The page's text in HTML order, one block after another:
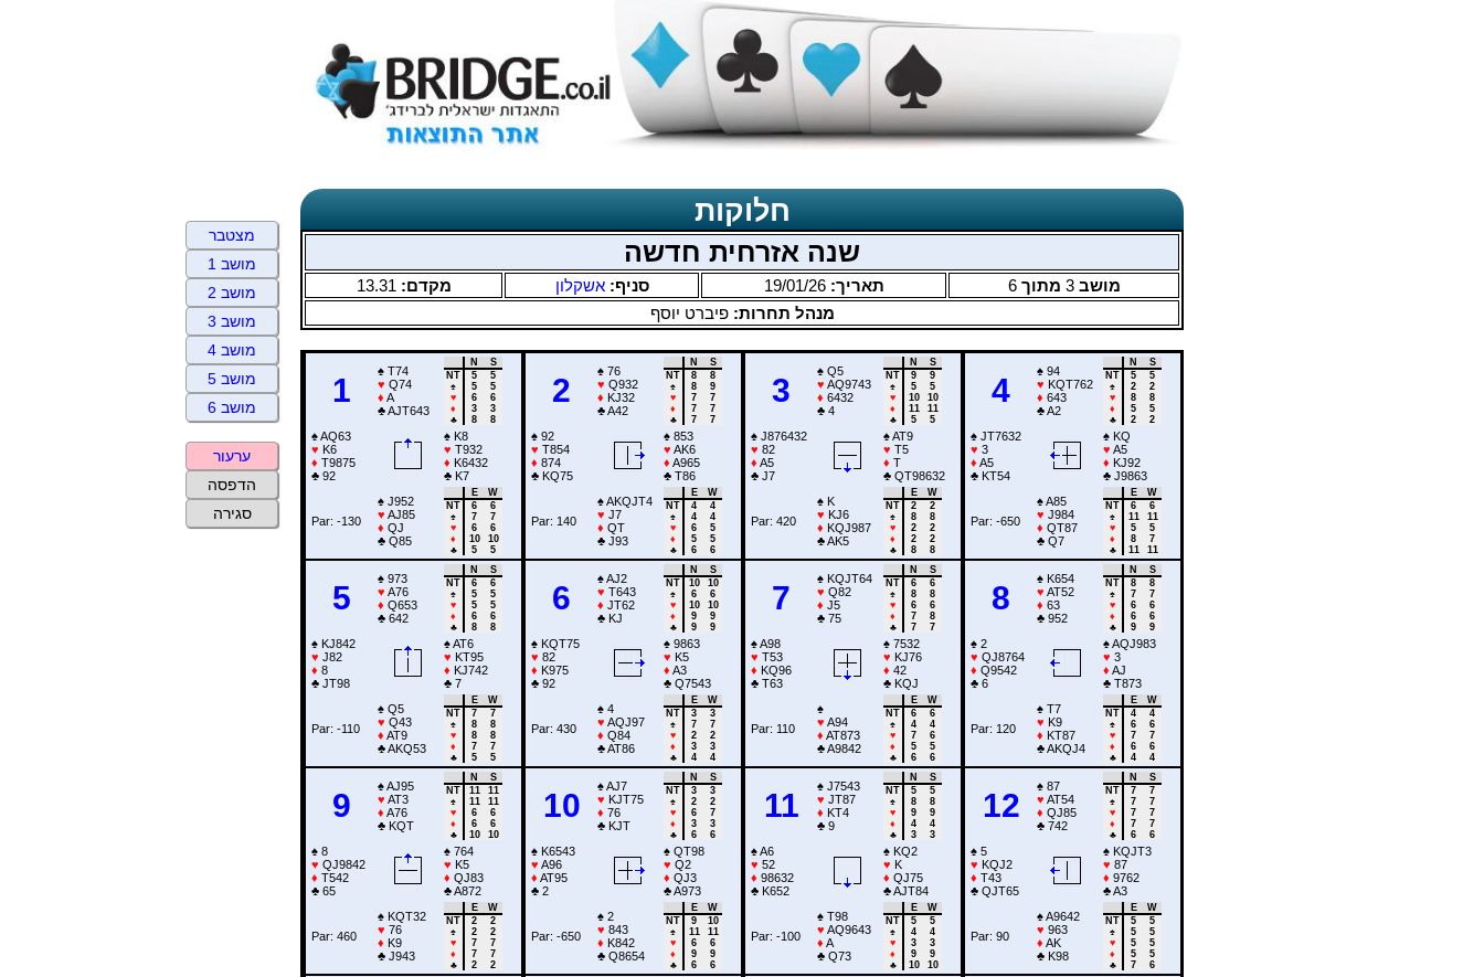
חלוקות
שנה אזרחית חדשה
מושב3 מתוך6 תאריך:19/01/26 סניף:אשקלון מקדם: 13.31
מנהל תחרות:פיברט יוסף
1
♠ T74
♥ Q74
♦ A
♣AJT643
N
S
NT
5
5
♠
5
5
♥
6
6
♦
3
3
♣
8 8
♠AQ63
♥ K6
♦ T9875
♣ 92
♠ K8
♥ T932
♦ K6432
♣ K7
Par: -130
♠ J952
♥ AJ85
♦ QJ
♣ Q85
E
W
NT
6
6
♠
7
7
♥
6
6
♦
10
10
♣
5 5
2
♠ 76
♥ Q932
♦ KJ32
♣A42
N
S
NT
8
8
♠
8
9
♥
7
7
♦
7
7
♣
7 7
♠ 92
♥ T854
♦ 874
♣ KQ75
♠ 853
♥ AK6
♦ A965
♣ T86
Par: 140
♠AKQJT4
♥ J7
♦ QT
♣ J93
E
W
NT
4
4
♠
4
4
♥
6
5
♦
5
5
♣
6 6
3
♠ Q5
♥ AQ9743
♦ 6432
♣ 4
N
S
NT
9
9
♠
5
5
♥
10
10
♦
11
11
♣
5 5
♠ J876432
♥ 82
♦ A5
♣ J7
♠AT9
♥ T5
♦ T
♣ QT98632
Par: 420
♠ K
♥ KJ6
♦ KQJ987
♣AK5
E
W
NT
2
2
♠
8
8
♥
2
2
♦
2
2
♣
8 8
4
♠ 94
♥ KQT762
♦ 643
♣A2
N
S
NT
5
5
♠
2
2
♥
8
8
♦
5
5
♣
2 2
♠ JT7632
♥ 3
♦ A5
♣ KT54
♠ KQ
♥ A5
♦ KJ92
♣ J9863
Par: -650
♠A85
♥ J984
♦ QT87
♣ Q7
E
W
NT
6
6
♠
11
11
♥
5
5
♦
8
7
♣
11 11
5
♠ 973
♥ A76
♦ Q653
♣ 642
N
S
NT
6
6
♠
5
5
♥
5
5
♦
6
6
♣
8 8
♠ KJ842
♥ J82
♦ 8
♣ JT98
♠AT6
♥ KT95
♦ KJ742
♣ 7
Par: -110
♠ Q5
♥ Q43
♦ AT9
♣AKQ53
E
W
NT
7
7
♠
8
8
♥
8
8
♦
7
7
♣
5 5
6
♠AJ2
♥ T643
♦ JT62
♣ KJ
N
S
NT
10
10
♠
6
6
♥
10
10
♦
9
9
♣
9 9
♠ KQT75
♥ 82
♦ K975
♣ 92
♠ 9863
♥ K5
♦ A3
♣ Q7543
Par: 430
♠ 4
♥ AQJ97
♦ Q84
♣AT86
E
W
NT
3
3
♠
7
7
♥
2
2
♦
3
3
♣
4 4
7
♠ KQJT64
♥ Q82
♦ J5
♣ 75
N
S
NT
6
6
♠
8
8
♥
6
6
♦
7
8
♣
7 7
♠A98
♥ T53
♦ KQ96
♣ T63
♠ 7532
♥ KJ76
♦ 42
♣ KQJ
Par: 110
♠
♥ A94
♦ AT873
♣A9842
E
W
NT
6
6
♠
4
4
♥
7
6
♦
5
5
♣
6 6
8
♠ K654
♥ AT52
♦ 63
♣ 952
N
S
NT
8
8
♠
7
7
♥
6
6
♦
6
6
♣
9 9
♠ 2
♥ QJ8764
♦ Q9542
♣ 6
♠AQJ983
♥ 3
♦ AJ
♣ T873
Par: 120
♠ T7
♥ K9
♦ KT87
♣AKQJ4
E
W
NT
4
4
♠
6
6
♥
7
7
♦
6
6
♣
4 4
9
♠AJ95
♥ AT3
♦ A76
♣ KQT
N
S
NT
11
11
♠
11
11
♥
6
6
♦
6
6
♣
10 10
♠ 8
♥ QJ9842
♦ T542
♣ 65
♠ 764
♥ K5
♦ QJ83
♣A872
Par: 460
♠ KQT32
♥ 76
♦ K9
♣ J943
E
W
NT
2
2
♠
2
2
♥
7
7
♦
7
7
♣
2 2
10
♠AJ7
♥ KJT75
♦ 76
♣ KJT
N
S
NT
3
3
♠
2
2
♥
6
7
♦
3
3
♣
6 6
♠ K6543
♥ A96
♦ AT95
♣ 2
♠ QT98
♥ Q2
♦ QJ3
♣A973
Par: -650
♠ 2
♥ 843
♦ K842
♣ Q8654
E
W
NT
9
10
♠
11
11
♥
6
6
♦
9
9
♣
6 6
11
♠ J7543
♥ JT87
♦ KT4
♣ 9
N
S
NT
5
5
♠
8
8
♥
9
9
♦
4
4
♣
3 3
♠A6
♥ 52
♦ 98632
♣ K652
♠ KQ2
♥ K
♦ QJ75
♣AJT84
Par: -100
♠ T98
♥ AQ9643
♦ A
♣ Q73
E
W
NT
5
5
♠
4
4
♥
3
3
♦
9
9
♣
10 10
12
♠ 87
♥ AT54
♦ QJ85
♣ 742
N
S
NT
7
7
♠
7
7
♥
7
7
♦
7
7
♣
6 6
♠ 5
♥ KQJ2
♦ T43
♣ QJT65
♠ KQJT3
♥ 87
♦ 9762
♣A3
Par: 90
♠A9642
♥ 963
♦ AK
♣ K98
E
W
NT
5
5
♠
5
5
♥
5
5
♦
5
5
♣
7 6
מצטבר
מושב 1
מושב 2
מושב 3
מושב 4
מושב 5
מושב 6
ערעור
הדפסה
סגירה